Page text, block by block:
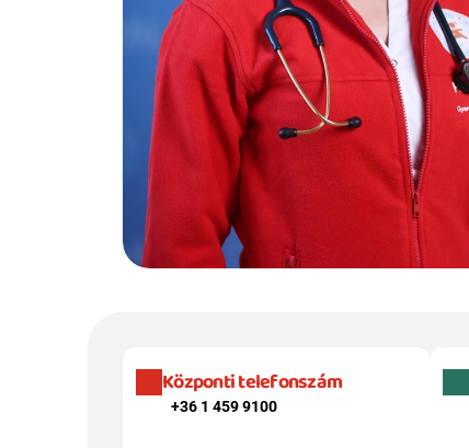
Központi telefonszám
+36 1 459 9100